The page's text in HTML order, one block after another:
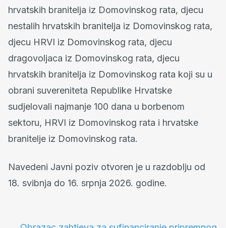
hrvatskih branitelja iz Domovinskog rata, djecu
nestalih hrvatskih branitelja iz Domovinskog rata,
djecu HRVI iz Domovinskog rata, djecu
dragovoljaca iz Domovinskog rata, djecu
hrvatskih branitelja iz Domovinskog rata koji su u
obrani suvereniteta Republike Hrvatske
sudjelovali najmanje 100 dana u borbenom
sektoru, HRVI iz Domovinskog rata i hrvatske
branitelje iz Domovinskog rata.
Navedeni Javni poziv otvoren je u razdoblju od
18. svibnja do 16. srpnja 2026. godine.